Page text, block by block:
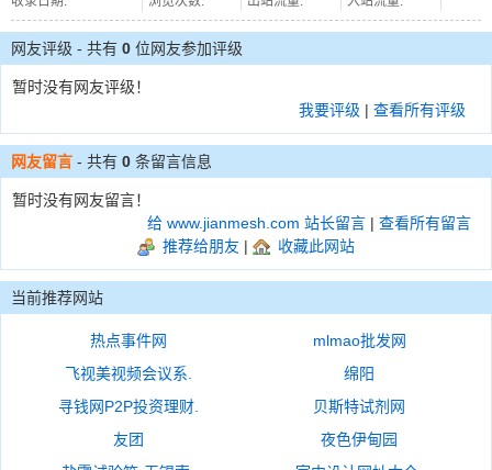
网友评级 - 共有 0 位网友参加评级
暂时没有网友评级！
我要评级 | 查看所有评级
网友留言 - 共有 0 条留言信息
暂时没有网友留言！
给 www.jianmesh.com 站长留言 | 查看所有留言
推荐给朋友 | 收藏此网站
当前推荐网站
热点事件网
mlmao批发网
飞视美视频会议系.
绵阳
寻钱网P2P投资理财.
贝斯特试剂网
友团
夜色伊甸园